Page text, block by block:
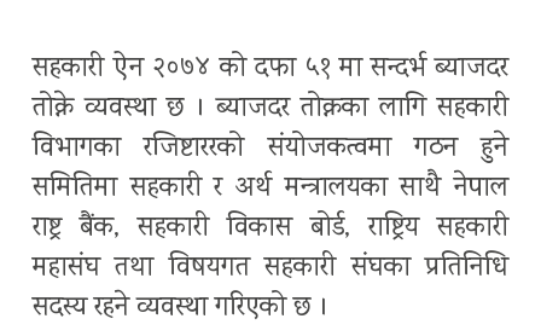
सहकारी ऐन २०७४ को दफा ५१ मा सन्दर्भ ब्याजदर
तोक्ने व्यवस्था छ । ब्याजदर तोक्नका लागि सहकारी
विभागका रजिष्टाररको संयोजकत्वमा गठन हुने
समितिमा सहकारी र अर्थ मन्त्रालयका साथै नेपाल
राष्ट्र बैंक, सहकारी विकास बोर्ड, राष्ट्रिय सहकारी
महासंघ तथा विषयगत सहकारी संघका प्रतिनिधि
सदस्य रहने व्यवस्था गरिएको छ ।